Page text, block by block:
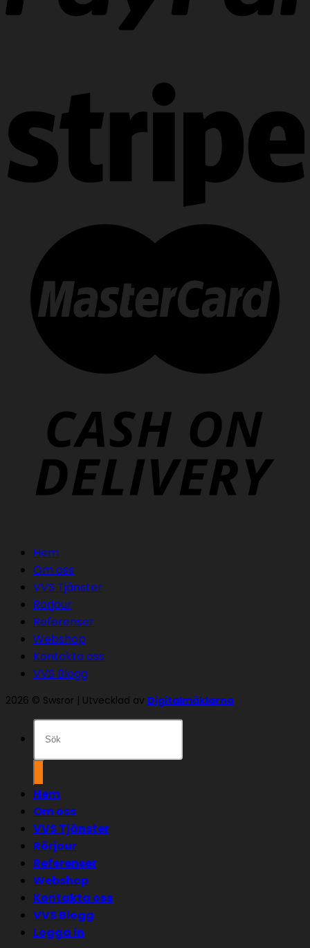
Hem
Om oss
VVS Tjänster
Rörjour
Referenser
Webshop
Kontakta oss
VVS Blogg
2026 © Swsror | Utvecklad av Digitalmäklarna
efter:
Hem
Om oss
VVS Tjänster
Rörjour
Referenser
Webshop
Kontakta oss
VVS Blogg
Logga in